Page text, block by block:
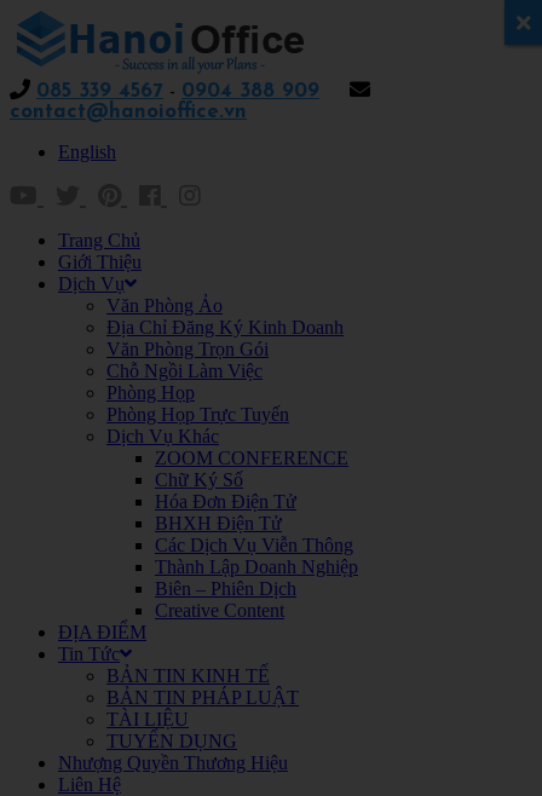
085 339 4567 - 0904 388 909
contact@hanoioffice.vn
English
Trang Chủ
Giới Thiệu
Dịch Vụ
Văn Phòng Ảo
Địa Chỉ Đăng Ký Kinh Doanh
Văn Phòng Trọn Gói
Chỗ Ngồi Làm Việc
Phòng Họp
Phòng Họp Trực Tuyến
Dịch Vụ Khác
ZOOM CONFERENCE
Chữ Ký Số
Hóa Đơn Điện Tử
BHXH Điện Tử
Các Dịch Vụ Viễn Thông
Thành Lập Doanh Nghiệp
Biên – Phiên Dịch
Creative Content
ĐỊA ĐIỂM
Tin Tức
BẢN TIN KINH TẾ
BẢN TIN PHÁP LUẬT
TÀI LIỆU
TUYỂN DỤNG
Nhượng Quyền Thương Hiệu
Liên Hệ
x